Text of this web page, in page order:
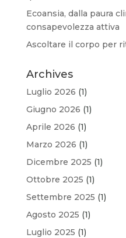
Ecoansia, dalla paura
consapevolezza attiva
Ascoltare il corpo per
Archives
Luglio 2026 (1)
Giugno 2026 (1)
Aprile 2026 (1)
Marzo 2026 (1)
Dicembre 2025 (1)
Ottobre 2025 (1)
Settembre 2025 (1)
Agosto 2025 (1)
Luglio 2025 (1)